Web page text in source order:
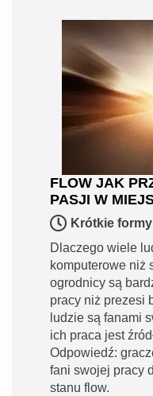
FLOW JAK
PASJI W
Krótkie
Dlaczego wiele
komputerowe niż
ogrodnicy są
pracy niż prezesi
ludzie są fanami
ich praca jest
Odpowiedź:
fani swojej pracy
stanu flow.